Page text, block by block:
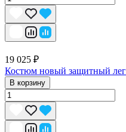
19 025 ₽
Костюм новый защитный
В корзину